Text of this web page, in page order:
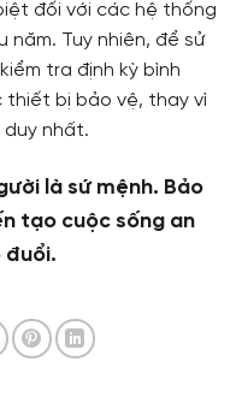
đối với các hệ thống
năm. Tuy nhiên, để sử
tra định kỳ bình
thiết bị bảo vệ, thay vì
nhất.
là sứ mệnh. Bảo
tạo cuộc sống an
đuổi.